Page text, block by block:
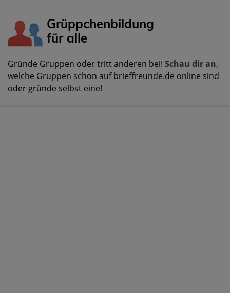
Grüppchenbildung
für alle
Gründe Gruppen oder tritt anderen bei! Schau dir an,
welche Gruppen schon auf brieffreunde.de online sind
oder gründe selbst eine!